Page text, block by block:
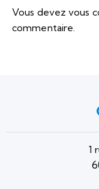
Vous devezvous
commentaire.
1